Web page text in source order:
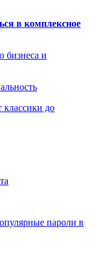
в комплексное
бизнеса и
классики до
пароли в